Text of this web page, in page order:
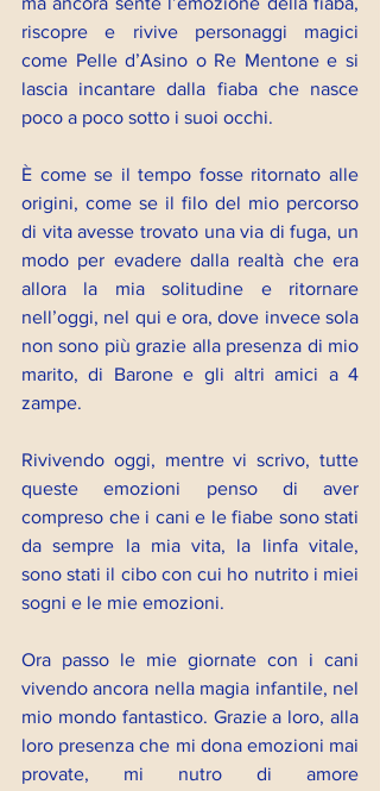
riscopre e rivive personaggi magici
come Pelle d’Asino o Re Mentone e si
lascia incantare dalla fiaba che nasce
poco a poco sotto i suoi occhi.
È come se il tempo fosse ritornato alle
origini, come se il filo del mio percorso
di vita avesse trovato una via di fuga, un
modo per evadere dalla realtà che era
allora la mia solitudine e ritornare
nell’oggi, nel qui e ora, dove invece sola
non sono più grazie alla presenza di mio
marito, di Barone e gli altri amici a 4
zampe.
Rivivendo oggi, mentre vi scrivo, tutte
queste emozioni penso di aver
compreso che i cani e le fiabe sono stati
da sempre la mia vita, la linfa vitale,
sono stati il cibo con cui ho nutrito i miei
sogni e le mie emozioni.
Ora passo le mie giornate con i cani
vivendo ancora nella magia infantile, nel
mio mondo fantastico. Grazie a loro, alla
loro presenza che mi dona emozioni mai
provate, mi nutro di amore